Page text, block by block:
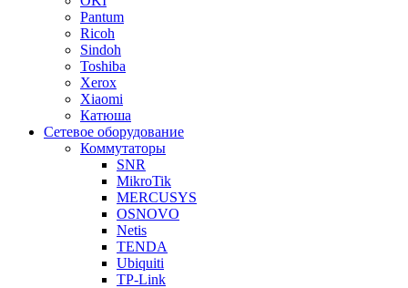
Pantum
Ricoh
Sindoh
Toshiba
Xerox
Xiaomi
Катюша
Сетевое оборудование
Коммутаторы
SNR
MikroTik
MERCUSYS
OSNOVO
Netis
TENDA
Ubiquiti
TP-Link